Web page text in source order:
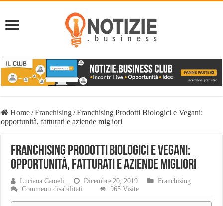
Home/Franchising/Franchising Prodotti Biologici e Vegani:
opportunità, fatturati e aziende migliori
Franchising Prodotti Biologici e Vegani:
opportunità, fatturati e aziende migliori
Luciana Cameli Dicembre 20, 2019
Franchising
Commenti disabilitati
965 Visite